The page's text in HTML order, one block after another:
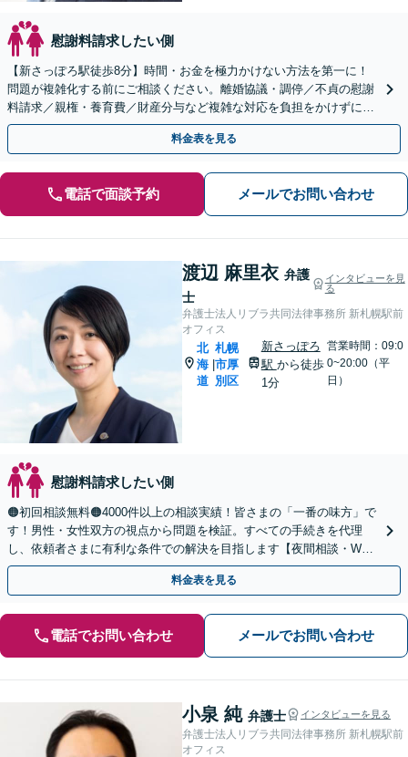
慰謝料請求したい側
【新さっぽろ駅徒歩8分】時間・お金を極力かけない方法を第一に！
問題が複雑化する前にご相談ください。離婚協議・調停／不貞の慰謝
料請求／親権・養育費／財産分与など複雑な対応を負担をかけずに。
【初回面談無料】【完全個室・子連れ相談可】
料金表を見る
電話で面談予約 メールでお問い合わせ
渡辺 麻里衣 弁護
士
インタビューを見
る
弁護士法人リブラ共同法律事務所 新札幌駅前
オフィス
北
海
道
|
札幌
市厚
別区
新さっぽろ
駅 から徒歩
1分
営業時間：09:0
0~20:00（平
日）
慰謝料請求したい側
🟠初回相談無料🟠4000件以上の相談実績！皆さまの「一番の味方」で
す！男性・女性双方の視点から問題を検証。すべての手続きを代理
し、依頼者さまに有利な条件での解決を目指します【夜間相談・WEB
面談可】【完全個室・秘密厳守】
料金表を見る
電話でお問い合わせ メールでお問い合わせ
小泉 純 弁護士 インタビューを見る
弁護士法人リブラ共同法律事務所 新札幌駅前
オフィス